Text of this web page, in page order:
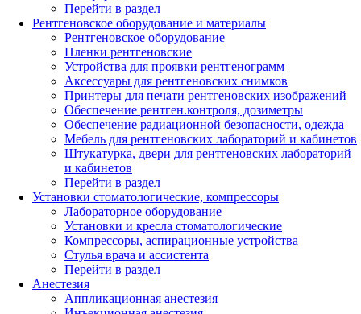
Перейти в раздел
Рентгеновское оборудование и материалы
Рентгеновское оборудование
Пленки рентгеновские
Устройства для проявки рентгенограмм
Аксессуары для рентгеновских снимков
Принтеры для печати рентгеновских изображений
Обеспечение рентген.контроля, дозиметры
Обеспечение радиационной безопасности, одежда
Мебель для рентгеновских лабораторий и кабинетов
Штукатурка, двери для рентгеновских лабораторий
и кабинетов
Перейти в раздел
Установки стоматологические, компрессоры
Лабораторное оборудование
Установки и кресла стоматологические
Компрессоры, аспирационные устройства
Стулья врача и ассистента
Перейти в раздел
Анестезия
Аппликационная анестезия